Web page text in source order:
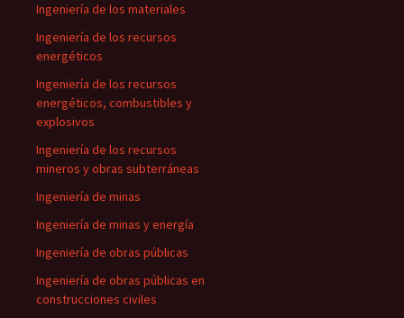
Ingeniería de los materiales
Ingeniería de los recursos
energéticos
Ingeniería de los recursos
energéticos, combustibles y
explosivos
Ingeniería de los recursos
mineros y obras subterráneas
Ingeniería de minas
Ingeniería de minas y energía
Ingeniería de obras públicas
Ingeniería de obras públicas en
construcciones civiles